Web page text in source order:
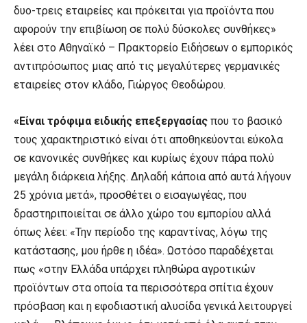
δυο-τρεις εταιρείες και πρόκειται για προϊόντα που
αφορούν την επιβίωση σε πολύ δύσκολες συνθήκες»
λέει στο Αθηναϊκό – Πρακτορείο Ειδήσεων ο εμπορικός
αντιπρόσωπος μιας από τις μεγαλύτερες γερμανικές
εταιρείες στον κλάδο, Γιώργος Θεοδώρου.
«Είναι τρόφιμα ειδικής επεξεργασίας που το βασικό
τους χαρακτηριστικό είναι ότι αποθηκεύονται εύκολα
σε κανονικές συνθήκες και κυρίως έχουν πάρα πολύ
μεγάλη διάρκεια λήξης. Δηλαδή κάποια από αυτά λήγουν
25 χρόνια μετά», προσθέτει ο εισαγωγέας, που
δραστηριποιείται σε άλλο χώρο του εμπορίου αλλά
όπως λέει: «Την περίοδο της καραντίνας, λόγω της
κατάστασης, μου ήρθε η ιδέα». Ωστόσο παραδέχεται
πως «στην Ελλάδα υπάρχει πληθώρα αγροτικών
προϊόντων στα οποία τα περισσότερα σπίτια έχουν
πρόσβαση και η εφοδιαστική αλυσίδα γενικά λειτουργεί